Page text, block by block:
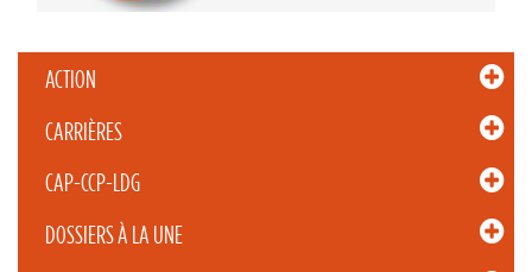
ACTION
CARRIÈRES
CAP-CCP-LDG
DOSSIERS À LA UNE